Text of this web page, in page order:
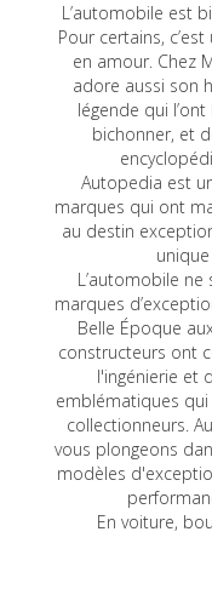
L’automobile est
Pour certains,
en amour. Chez
adore aussi son
légende qui
bichonner, et
Autopedia est
marques qui ont
au destin
L’automobile ne
marques
Belle Époque
constructeurs ont
l'ingénierie et
emblématiques
collectionneurs.
vous plongeons
modèles
En voiture,